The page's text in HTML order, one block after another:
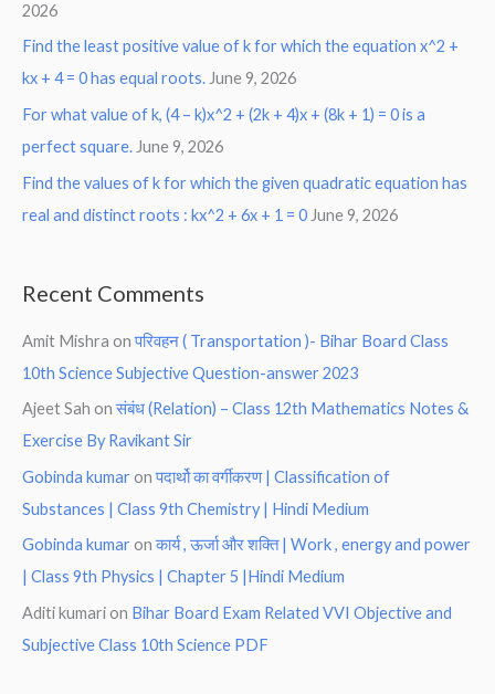
2026
Find the least positive value of k for which the equation x^2 +
kx + 4 = 0 has equal roots. June 9, 2026
For what value of k, (4 – k)x^2 + (2k + 4)x + (8k + 1) = 0 is a
perfect square. June 9, 2026
Find the values of k for which the given quadratic equation has
real and distinct roots : kx^2 + 6x + 1 = 0 June 9, 2026
Recent Comments
Amit Mishra onपरिवहन ( Transportation )- Bihar Board Class
10th Science Subjective Question-answer 2023
Ajeet Sah onसंबंध (Relation) – Class 12th Mathematics Notes &
Exercise By Ravikant Sir
Gobinda kumar onपदार्थो का वर्गीकरण | Classification of
Substances | Class 9th Chemistry | Hindi Medium
Gobinda kumar onकार्य , ऊर्जा और शक्ति | Work , energy and power
| Class 9th Physics | Chapter 5 |Hindi Medium
Aditi kumari on Bihar Board Exam Related VVI Objective and
Subjective Class 10th Science PDF